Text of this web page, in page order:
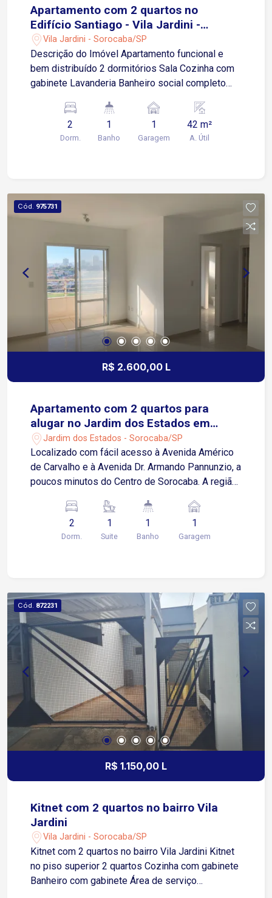
Apartamento com 2 quartos no
Edifício Santiago - Vila Jardini -
Sorocaba/SP
Vila Jardini - Sorocaba/SP
Descrição do Imóvel Apartamento funcional e
bem distribuído 2 dormitórios Sala Cozinha com
gabinete Lavanderia Banheiro social completo
coberta Condomínio Campo de futebol para lazer
Portaria 24 horas para segurança e controle de
acesso Localização Próximo à Avenida General
2
Dorm.
1
Banho
1
Garagem
42 m²
A. Útil
Cód. 975731
R$ 2.600,00 L
Apartamento com 2 quartos para
alugar no Jardim dos Estados em
Sorocaba/SP
Jardim dos Estados - Sorocaba/SP
Localizado com fácil acesso à Avenida Américo
de Carvalho e à Avenida Dr. Armando Pannunzio, a
poucos minutos do Centro de Sorocaba. A região
restaurantes, farmácias, supermercados,
academias e diversos comércios e serviços.
Sobre o imóvel: 2 quartos, sendo 1 suíte Sala
Churrasqueira Ideal para quem procura um
apartamento funcional, bem distribuído e em uma
boa localização, com fácil acesso às principais
vias da cidade. Agende sua visita e venha
conhecer este imóvel!
2
Dorm.
1
Suite
1
Banho
1
Garagem
Cód. 872231
R$ 1.150,00 L
Kitnet com 2 quartos no bairro Vila
Jardini
Vila Jardini - Sorocaba/SP
Kitnet com 2 quartos no bairro Vila Jardini Kitnet
no piso superior 2 quartos Cozinha com gabinete
Banheiro com gabinete Área de serviço